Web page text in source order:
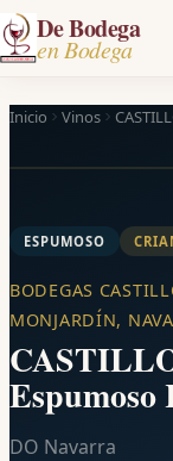
De Bodega
en Bodega
Inicio Vinos
ESPUMOSO
BODEGAS
MONJARDÍN,
Espumoso
DO Navarra